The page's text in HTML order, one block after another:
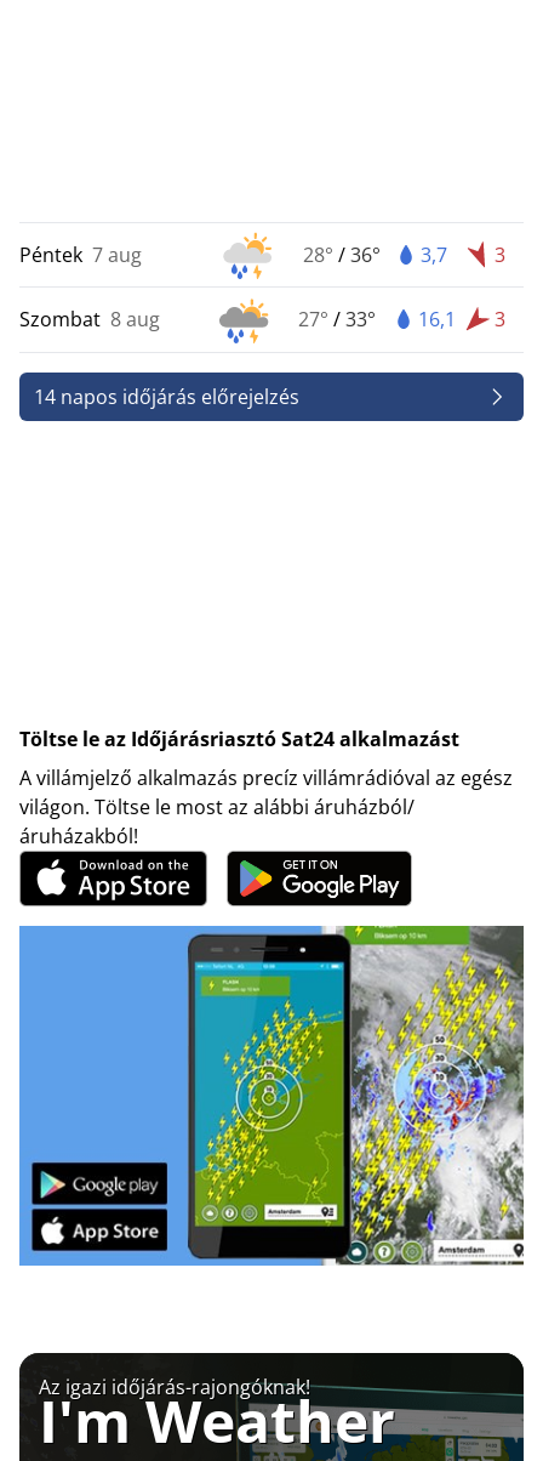
Péntek 7 aug 28° /36° 3,7 3
Szombat 8 aug 27° /33° 16,1 3
14 napos időjárás előrejelzés
Töltse le az Időjárásriasztó Sat24 alkalmazást
A villámjelző alkalmazás precíz villámrádióval az egész
világon. Töltse le most az alábbi áruházból/
áruházakból!
Az igazi időjárás-rajongóknak!
I'm Weather